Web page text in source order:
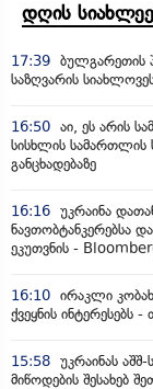
დღის
17:39 ბულგარეთის
საზღვარის
16:50 აი, ეს არის
სისხლის სამართლის
განცხადებაზე
16:16 უკრაინა
ნავთობტანკერებსა
ეკუთვნის -
16:10 ირაკლი
ქვეყნის ინტერესებს
15:58 უკრაინას
მიწოდების შესახებ